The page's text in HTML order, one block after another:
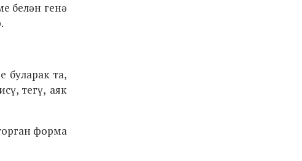
белән генә
буларак та,
тегү, аяк
форма